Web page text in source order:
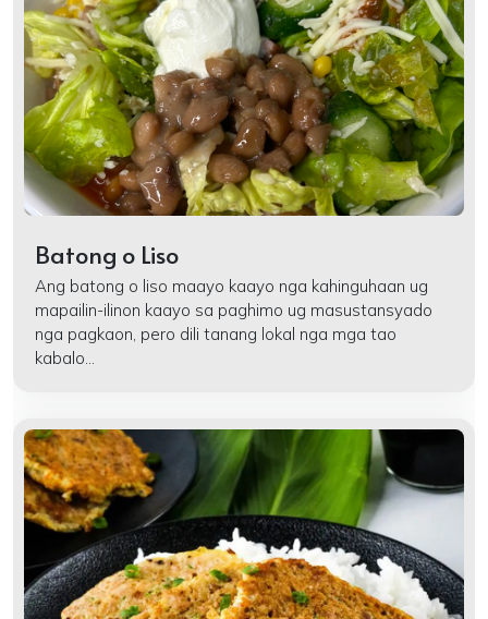
Batong o Liso
Ang batong o liso maayo kaayo nga kahinguhaan ug
mapailin-ilinon kaayo sa paghimo ug masustansyado
nga pagkaon, pero dili tanang lokal nga mga tao
kabalo...